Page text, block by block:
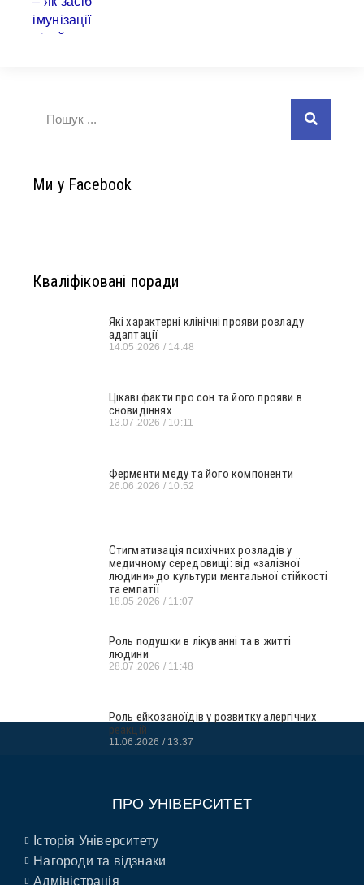
Ми у Facebook
Кваліфіковані поради
Які характерні клінічні прояви розладу
адаптації
14.05.2026 14:48
Цікаві факти про сон та його прояви в
сновидіннях
13.07.2026 10:11
Ферменти меду та його компоненти
26.06.2026 10:52
Стигматизація психічних розладів у
медичному середовищі: від «залізної
людини» до культури ментальної стійкості
та емпатії
18.05.2026 11:07
Роль подушки в лікуванні та в житті
людини
28.07.2026 11:48
Роль ейкозаноїдів у розвитку алергічних
реакцій
11.06.2026 13:37
ПРО УНІВЕРСИТЕТ
Історія Університету
Нагороди та відзнаки
Адміністрація